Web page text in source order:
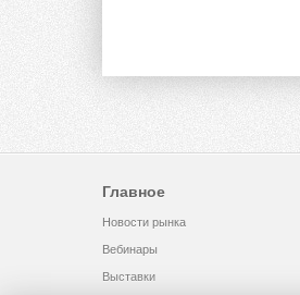
Главное
Новости рынка
Вебинары
Выставки